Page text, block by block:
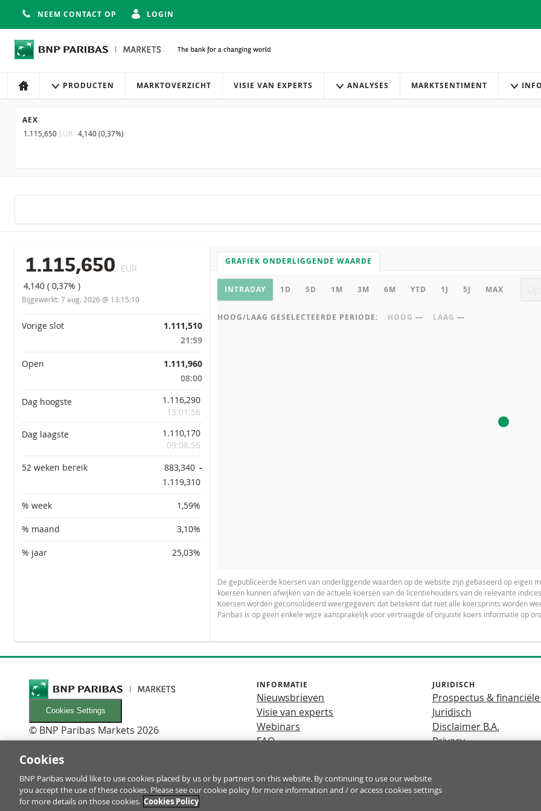
NEEM CONTACT OP LOGIN
Navigatie
Site navigatie
HOME PRODUCTEN MARKTOVERZICHT VISIE VAN EXPERTS ANALYSES MARKTSENTIMENT
AEX
1.115,650 EUR 4,140(0,37%)
1.115,650 EUR
4,140 (0,37% )
Bijgewerkt: 7 aug. 2026 @ 13:15:10
Primaire informatie
Vorige slot
1.111,510
21:59
Open
1.111,960
08:00
Dag hoogste
1.116,290
13:01:56
Dag laagste
1.110,170
09:08:56
52 weken bereik
883,340 -
1.119,310
% week 1,59%
% maand 3,10%
% jaar 25,03%
GRAFIEK ONDERLIGGENDE WAARDE
Grafiek onderliggende waarde
GRAFIEK INSTELLINGEN
INTRADAY
1D 5D 1M 3M 6M YTD 1J 5J MAX
HOOG/LAAG GESELECTEERDE PERIODE: HOOG ― LAAG ―
De gepubliceerde koersen van onderliggende waarden op de website zijn gebaseerd op eigen
koersen kunnen afwijken van de actuele koersen van de licentiehouders van de relevante
Koersen worden geconsolideerd weergegeven: dat betekent dat niet alle koersprints worden
Paribas is op geen enkele wijze aansprakelijk voor vertraagde of onjuiste koers informatie op
Cookies Settings
© BNP Paribas Markets 2026
INFORMATIE
Nieuwsbrieven
Visie van experts
Webinars
FAQ
JURIDISCH
Prospectus &
Juridisch
Disclaimer B.A.
Privacy
Turbo’s zijn complexe instrumenten en brengen vanwege het hefboomeffect een hoog risico mee van snel oplopende verliezen.
in Turbo’s. Het is belangrijk dat u goed begrijpt hoe Turbo’s werken en dat u nagaat of u zich het hoge risico op verlies kunt
Cookies
BNP Paribas would like to use cookies placed by us or by partners on this website. By continuing to use our website
you accept the use of these cookies. Please see our cookie policy for more information and / or access cookies settings
for more details on those cookies. Cookies Policy